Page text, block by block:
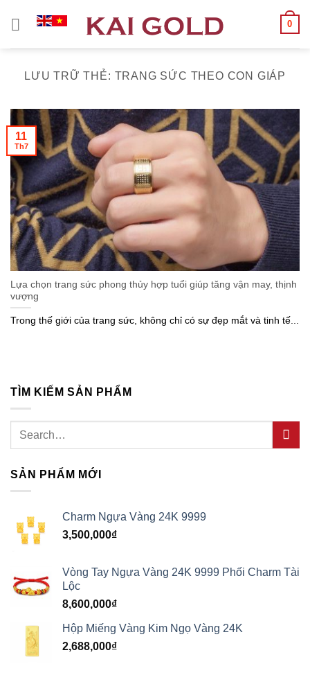
0
LƯU TRỮ THẺ: TRANG SỨC THEO CON GIÁP
Lựa chọn trang sức phong thủy hợp tuổi giúp tăng vận may, thịnh
vượng
Trong thế giới của trang sức, không chỉ có sự đẹp mắt và tinh tế...
11
Th7
TÌM KIẾM SẢN PHẨM
Search
SẢN PHẨM MỚI
Charm Ngựa Vàng 24K 9999
3,500,000₫
Vòng Tay Ngựa Vàng 24K 9999 Phối Charm Tài
Lộc
8,600,000₫
Hộp Miếng Vàng Kim Ngọ Vàng 24K
2,688,000₫